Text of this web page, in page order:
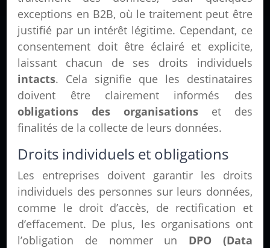
exceptions en B2B, où le traitement peut être
justifié par un intérêt légitime. Cependant, ce
consentement doit être éclairé et explicite,
laissant chacun de ses droits individuels
intacts. Cela signifie que les destinataires
doivent être clairement informés des
obligations des organisations et des
finalités de la collecte de leurs données.
Droits individuels et obligations
Les entreprises doivent garantir les droits
individuels des personnes sur leurs données,
comme le droit d’accès, de rectification et
d’effacement. De plus, les organisations ont
l’obligation de nommer un DPO (Data